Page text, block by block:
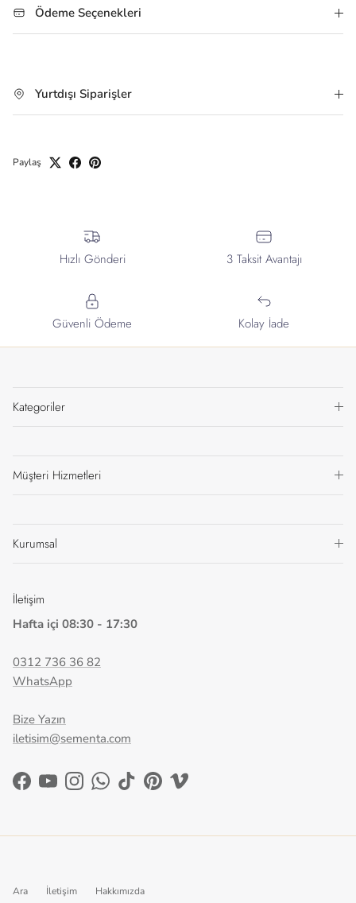
Ödeme Seçenekleri
Yurtdışı Siparişler
Paylaş
Hızlı Gönderi 3 Taksit Avantajı
Güvenli Ödeme Kolay İade
Kategoriler
Müşteri Hizmetleri
Kurumsal
İletişim
Hafta içi 08:30 - 17:30
0312 736 36 82
WhatsApp
Bize Yazın
iletisim@sementa.com
Facebook
YouTubeInstagramWhatsApp
TikTokPinterestVimeo
Ara İletişim Hakkımızda